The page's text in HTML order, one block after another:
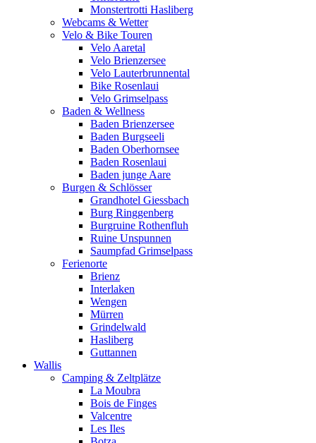
Monstertrotti Hasliberg
Webcams & Wetter
Velo & Bike Touren
Velo Aaretal
Velo Brienzersee
Velo Lauterbrunnental
Bike Rosenlaui
Velo Grimselpass
Baden & Wellness
Baden Brienzersee
Baden Burgseeli
Baden Oberhornsee
Baden Rosenlaui
Baden junge Aare
Burgen & Schlösser
Grandhotel Giessbach
Burg Ringgenberg
Burgruine Rothenfluh
Ruine Unspunnen
Saumpfad Grimselpass
Ferienorte
Brienz
Interlaken
Wengen
Mürren
Grindelwald
Hasliberg
Guttannen
Wallis
Camping & Zeltplätze
La Moubra
Bois de Finges
Valcentre
Les Iles